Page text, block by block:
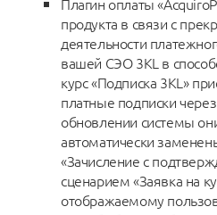
продукта в связи с
деятельности
вашей СЭО 3KL в
курс «Подписка 3KL»
платные подписки
обновлении системы
автоматически
«Зачисление с
сценарием «Заявка на
отображаемому